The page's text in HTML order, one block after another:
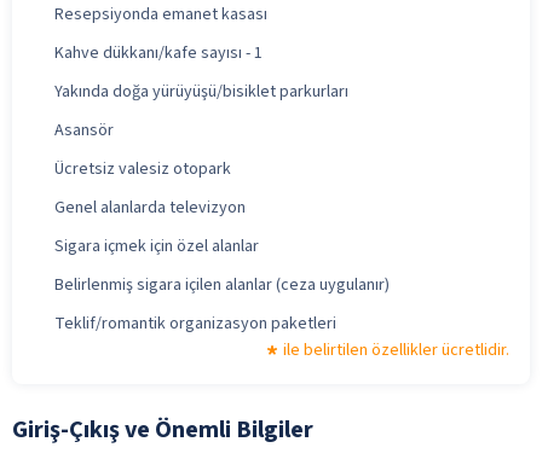
Resepsiyonda emanet kasası
Kahve dükkanı/kafe sayısı - 1
Yakında doğa yürüyüşü/bisiklet parkurları
Asansör
Ücretsiz valesiz otopark
Genel alanlarda televizyon
Sigara içmek için özel alanlar
Belirlenmiş sigara içilen alanlar (ceza uygulanır)
Teklif/romantik organizasyon paketleri
ile belirtilen özellikler ücretlidir.
Giriş-Çıkış ve Önemli Bilgiler